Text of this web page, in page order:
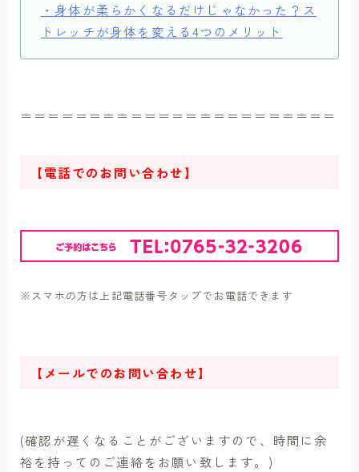
・身体が柔らかくなるだけじゃなかった？ス
トレッチが身体を変える4つのメリット
＝＝＝＝＝＝＝＝＝＝＝＝＝＝＝＝＝＝＝＝＝＝＝
【電話でのお問い合わせ】
※スマホの方は上記電話番号タップでお電話できます
【メールでのお問い合わせ】
(確認が遅くなることがございますので、時間に余
裕を持ってのご連絡をお願い致します。)